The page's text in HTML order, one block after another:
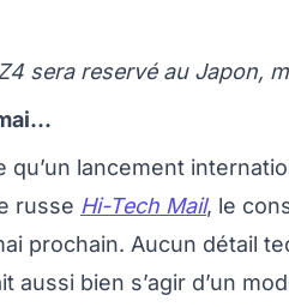
sera reservé au Japon,
qu’un lancement
russe Hi-Tech Mail, le
prochain. Aucun détail
aussi bien s’agir d’un